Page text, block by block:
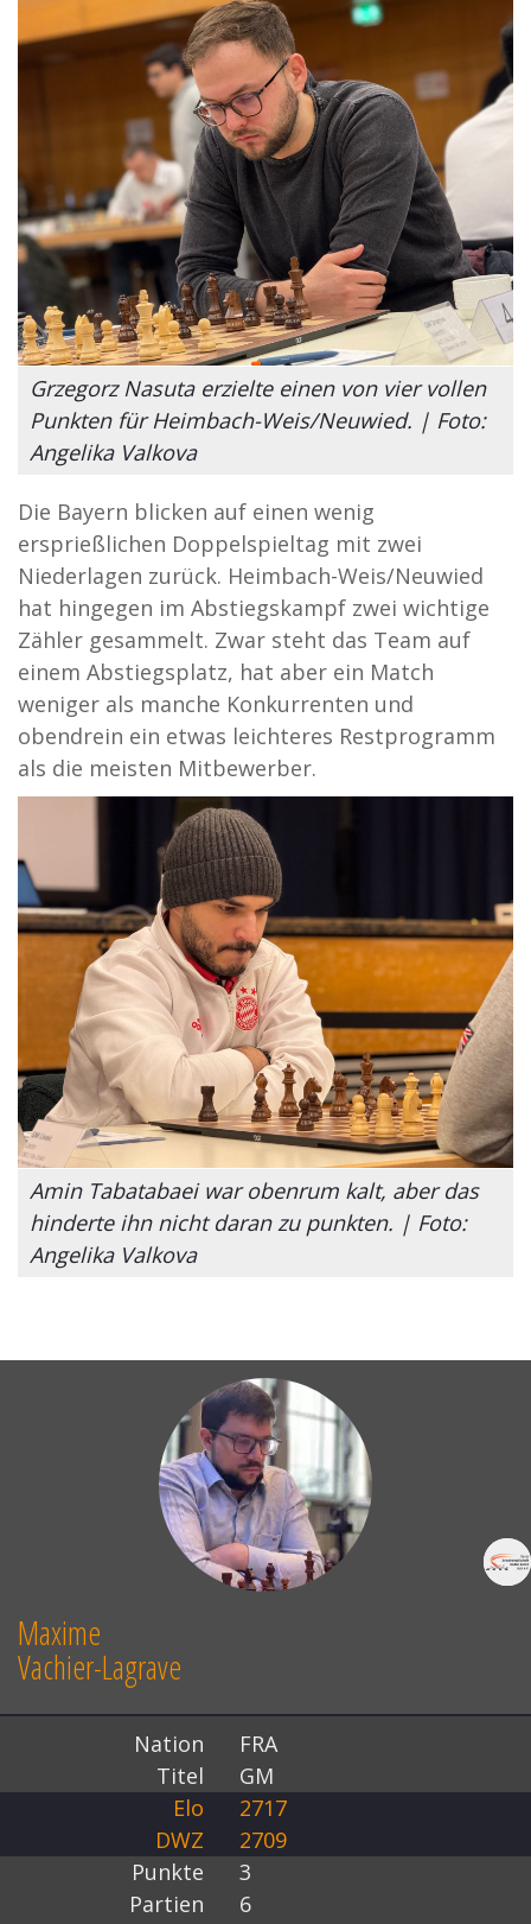
Grzegorz Nasuta erzielte einen von vier vollen
Punkten für Heimbach-Weis/Neuwied. | Foto:
Angelika Valkova
Die Bayern blicken auf einen wenig
ersprießlichen Doppelspieltag mit zwei
Niederlagen zurück. Heimbach-Weis/Neuwied
hat hingegen im Abstiegskampf zwei wichtige
Zähler gesammelt. Zwar steht das Team auf
einem Abstiegsplatz, hat aber ein Match
weniger als manche Konkurrenten und
obendrein ein etwas leichteres Restprogramm
als die meisten Mitbewerber.
Amin Tabatabaei war obenrum kalt, aber das
hinderte ihn nicht daran zu punkten. | Foto:
Angelika Valkova
Maxime
Vachier-Lagrave
Nation
FRA
Titel
GM
Elo
2717
DWZ
2709
Punkte
3
Partien
6